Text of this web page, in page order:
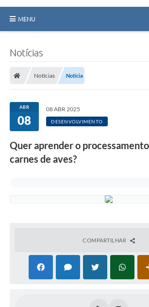
MENU
Licitações / PCA
Transparência
Contratos
Notícias
Notícias Notícia
ABR
08
08 ABR 2025
DESENVOLVIMENTO
Quer aprender o
carnes de aves?
COMPARTILHAR